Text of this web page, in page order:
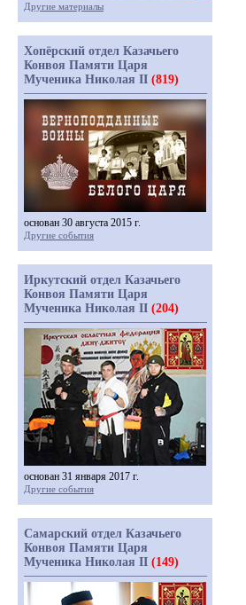
Другие материалы
Хопёрский отдел Казачьего
Конвоя Памяти Царя
Мученика Николая II (819)
основан 30 августа 2015 г.
Другие события
Иркутский отдел Казачьего
Конвоя Памяти Царя
Мученика Николая II (204)
основан 31 января 2017 г.
Другие события
Самарский отдел Казачьего
Конвоя Памяти Царя
Мученика Николая II (149)